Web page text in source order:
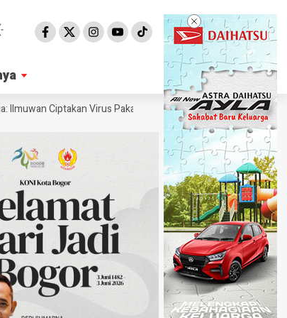
Ciptakan Virus Pakai AI Ahli Ungkap Penampakan